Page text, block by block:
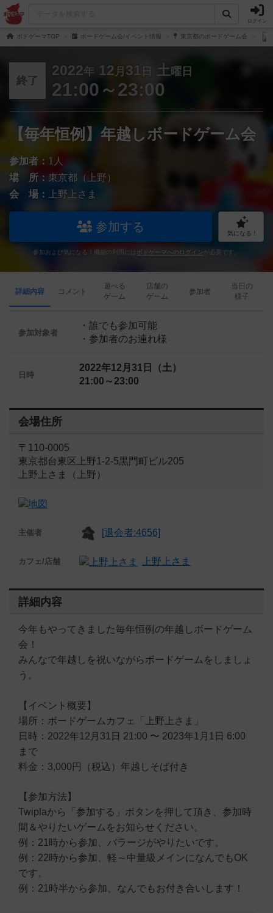
ログイン
ボドゲーマTOP ボードゲーム会/イベント情報 東京都のボードゲーム会
終了
2022年 12 月 31 日 土曜日
21:00～23:00
【毎年恒例】年越しボードゲーム会
参加者： 1人
場 所： 東京都（上野）
会 場：
上野上さま
参加する 気になる！
参加および気になる！機能の利用には ボドゲーマへのログイン が必要です。
詳細内容 コメント
遊べる
ゲーム
店舗の
ゲーム
参加者
当日の
様子
参加対象者
・誰でも参加可能
・参加者のお連れ様
日時
2022年12月31日（土）
21:00～23:00
会場住所
〒110-0005
東京都台東区上野1-2-5黒門町ビル205
上野上さま（上野）
主催者 [退会者:4656]
カフェ/店舗 上野上さま
詳細内容
今年もやってきました毎年恒例の年越しボードゲーム
会！
みんなで年越しを祝いながらボードゲームをしましょ
う。
【イベント概要】
場所：ボードゲームカフェ「上野上さま」
日時：2022年12月31日 21:00 〜 2023年1月1日 6:00
まで
料金：3,000円（税込）年越しそば付き
【参加方法】
Twiplaから「参加する」ボタンを押して頂き、参加時
間＆やりたいゲームをお知らせください。
例：21時から参加、バラージがやりたいです。
例：22時から参加、軽～中量級メインになんでもOK
です。
例：21時半から参加、なんでもお付き合いします！